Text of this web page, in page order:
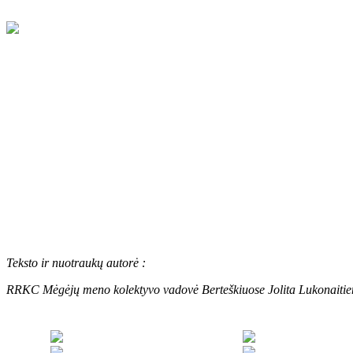
Teksto ir nuotraukų autorė :
RRKC Mėgėjų meno kolektyvo vadovė Berteškiuose Jolita